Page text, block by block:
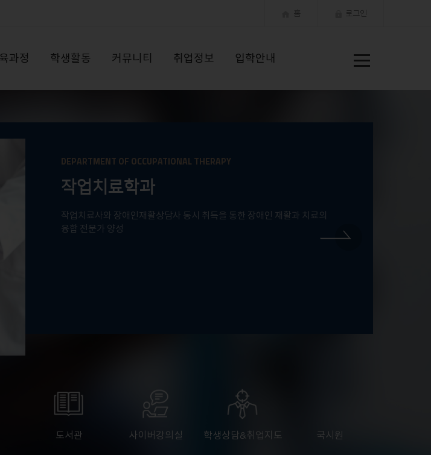
뉴
홈 로그인
과정 학생활동 커뮤니티 취업정보 입학안내
DEPARTMENT OF OCCUPATIONAL THERAPY
작업치료학과
작업치료사와 장애인재활상담사 동시 취득을 통한 장애인 재활과 치료의
융합 전문가 양성
도서관 사이버강의실 학생상담&취업지도 국시원